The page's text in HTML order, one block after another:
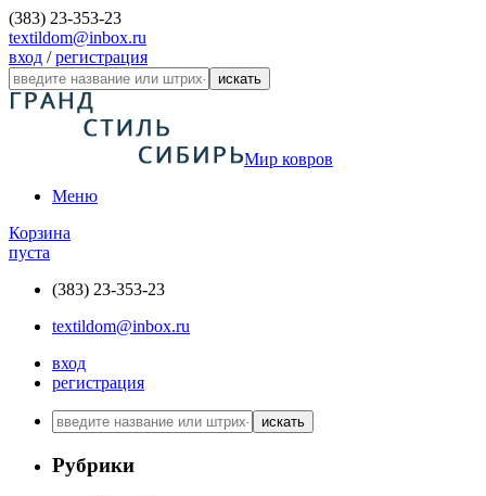
(383) 23-353-23
textildom@inbox.ru
вход /регистрация
искать
Мир ковров
Меню
Корзина
пуста
(383) 23-353-23
textildom@inbox.ru
вход
регистрация
искать
Рубрики